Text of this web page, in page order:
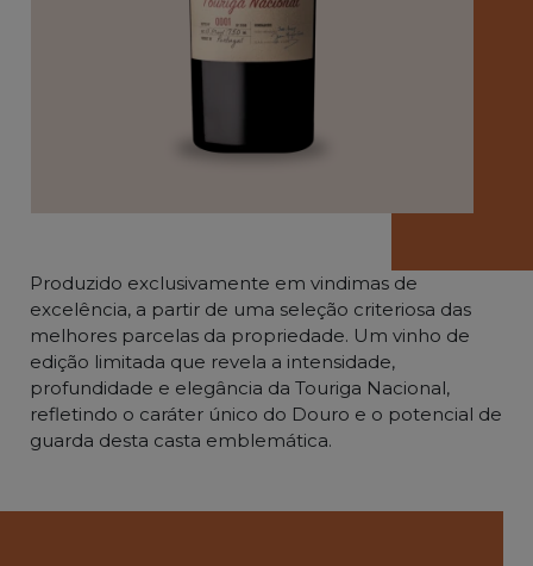
Produzido exclusivamente em vindimas de
excelência, a partir de uma seleção criteriosa das
melhores parcelas da propriedade. Um vinho de
edição limitada que revela a intensidade,
profundidade e elegância da Touriga Nacional,
refletindo o caráter único do Douro e o potencial de
guarda desta casta emblemática.